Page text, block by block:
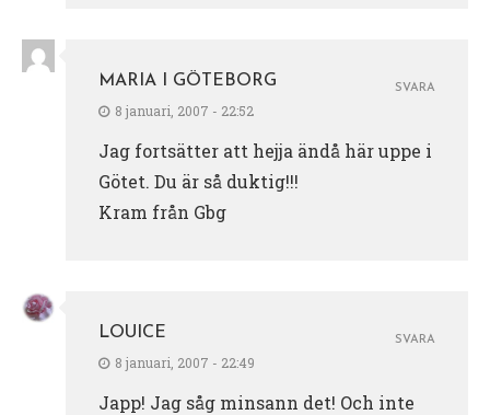
MARIA I GÖTEBORG
8 januari, 2007 - 22:52
Jag fortsätter att hejja ändå här uppe i
Götet. Du är så duktig!!!
Kram från Gbg
SVARA
LOUICE
8 januari, 2007 - 22:49
Japp! Jag såg minsann det! Och inte
SVARA